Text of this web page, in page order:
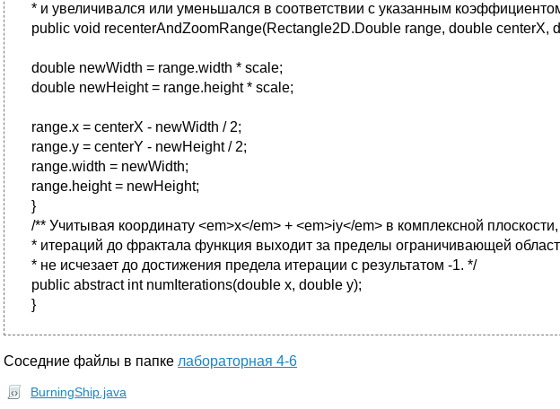
* и увеличивался или уменьшался в соответствии с указанным
public void recenterAndZoomRange(Rectangle2D.Double range, double centerX,
double newWidth = range.width * scale;
double newHeight = range.height * scale;
range.x = centerX - newWidth / 2;
range.y = centerY - newHeight / 2;
range.width = newWidth;
range.height = newHeight;
}
/** Учитывая координату <em>x</em> + <em>iy</em> в комплексной
* итераций до фрактала функция выходит за пределы ограничивающей
* не исчезает до достижения предела итерации с результатом -1. */
public abstract int numIterations(double x, double y);
}
Соседние файлы в папке лабораторная 4-6
BurningShip.java